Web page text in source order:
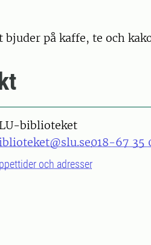
på kaffe, te och
biblioteket
018-67 35
och adresser